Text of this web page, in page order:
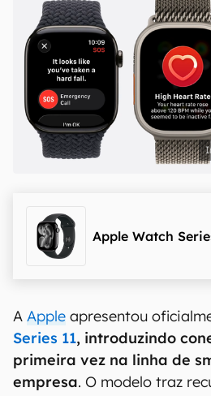
Apple Watch
A Apple apresentou
Series 11, introduzindo
primeira vez na linha de
empresa. O modelo traz